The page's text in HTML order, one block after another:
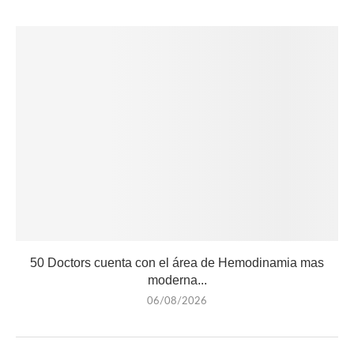
50 Doctors cuenta con el área de Hemodinamia mas
moderna...
06/08/2026